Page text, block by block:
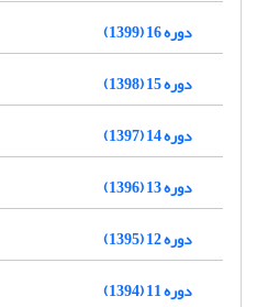
دوره 16 (1399)
دوره 15 (1398)
دوره 14 (1397)
دوره 13 (1396)
دوره 12 (1395)
دوره 11 (1394)